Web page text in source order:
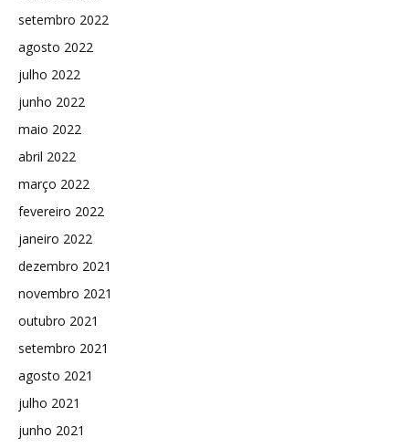
setembro 2022
agosto 2022
julho 2022
junho 2022
maio 2022
abril 2022
março 2022
fevereiro 2022
janeiro 2022
dezembro 2021
novembro 2021
outubro 2021
setembro 2021
agosto 2021
julho 2021
junho 2021